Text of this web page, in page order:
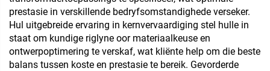
prestasie in verskillende bedryfsomstandighede verseker.
Hul uitgebreide ervaring in kernvervaardiging stel hulle in
staat om kundige riglyne oor materiaalkeuse en
ontwerpoptimering te verskaf, wat kliënte help om die beste
balans tussen koste en prestasie te bereik. Gevorderde